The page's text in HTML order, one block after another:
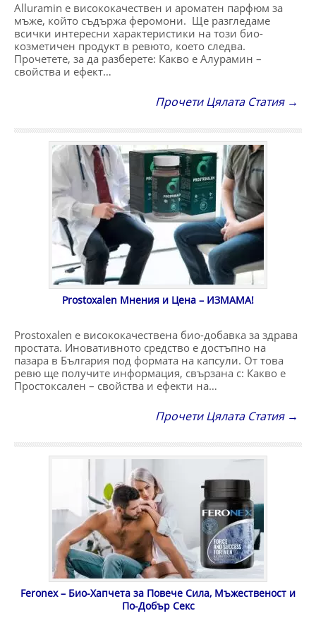
Alluramin е висококачествен и ароматен парфюм за
мъже, който съдържа феромони. Ще разгледаме
всички интересни характеристики на този био-
козметичен продукт в ревюто, което следва.
Прочетете, за да разберете: Какво е Алурамин –
свойства и ефект…
Прочети Цялата Статия →
Prostoxalen Мнения и Цена – ИЗМАМА!
Prostoxalen е висококачествена био-добавка за здрава
простата. Иновативното средство е достъпно на
пазара в България под формата на капсули. От това
ревю ще получите информация, свързана с: Какво е
Простоксален – свойства и ефекти на…
Прочети Цялата Статия →
Feronex – Био-Хапчета за Повече Сила, Мъжественост и
По-Добър Секс